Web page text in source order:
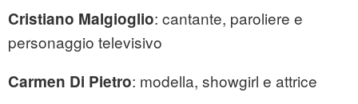
Cristiano Malgioglio: cantante, paroliere e
personaggio televisivo
Carmen Di Pietro: modella, showgirl e attrice